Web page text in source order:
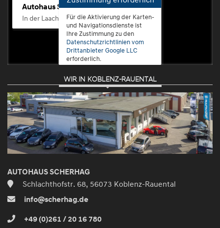
Autohaus Scherhag
In der Laach 76, 56072 Koblenz-Güls
Für die Aktivierung der Karten-
und Navigationsdienste ist
Ihre Zustimmung zu den
Datenschutzrichtlinien vom
Drittanbieter Google LLC
erforderlich.
Zustimmen
und
aktivieren
WIR IN KOBLENZ-RAUENTAL
AUTOHAUS SCHERHAG
Schlachthofstr. 68, 56073 Koblenz-Rauental
info@scherhag.de
+49 (0)261 / 20 16 780